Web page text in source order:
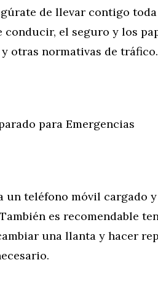
de llevar contigo
el seguro y los
otras normativas de tráfico.
para Emergencias
un teléfono móvil cargado
es recomendable
una llanta y hacer